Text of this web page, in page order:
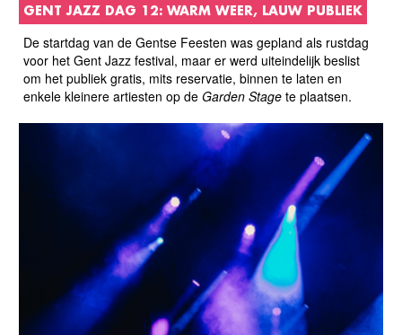
GENT JAZZ DAG 12: WARM WEER, LAUW PUBLIEK
De startdag van de Gentse Feesten was gepland als rustdag
voor het Gent Jazz festival, maar er werd uiteindelijk beslist
om het publiek gratis, mits reservatie, binnen te laten en
enkele kleinere artiesten op de Garden Stage te plaatsen.